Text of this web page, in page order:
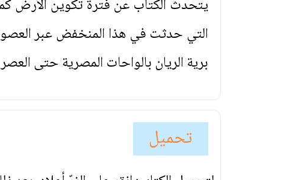
يتحدث الكتاب عن فترة تكوين الأرض كما
التي حدثت في هذا المنخفض عبر
برية الريان بالواحات المصرية حتى
تحميل